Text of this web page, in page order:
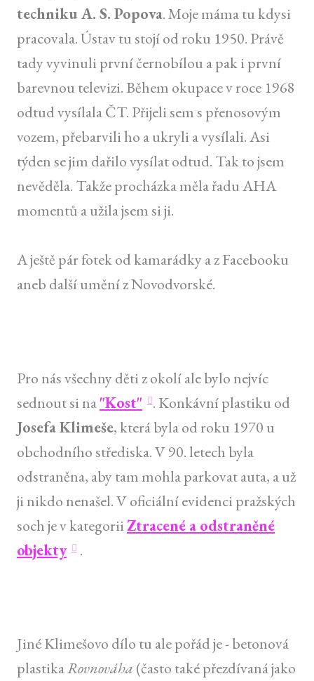
techniku A. S. Popova. Moje máma tu kdysi
pracovala. Ústav tu stojí od roku 1950. Právě
tady vyvinuli první černobílou a pak i první
barevnou televizi. Během okupace v roce 1968
odtud vysílala ČT. Přijeli sem s přenosovým
vozem, přebarvili ho a ukryli a vysílali. Asi
týden se jim dařilo vysílat odtud. Tak to jsem
nevěděla. Takže procházka měla řadu AHA
momentů a užila jsem si ji.
A ještě pár fotek od kamarádky a z Facebooku
aneb další umění z Novodvorské.
Pro nás všechny děti z okolí ale bylo nejvíc
sednout si na"Kost" . Konkávní plastiku od
Josefa Klimeše, která byla od roku 1970 u
obchodního střediska. V 90. letech byla
odstraněna, aby tam mohla parkovat auta, a už
ji nikdo nenašel. V oficiální evidenci pražských
soch je v kategoriiZtracené a odstraněné
objekty .
Jiné Klimešovo dílo tu ale pořád je - betonová
plastikaRovnováha (často také přezdívaná jako